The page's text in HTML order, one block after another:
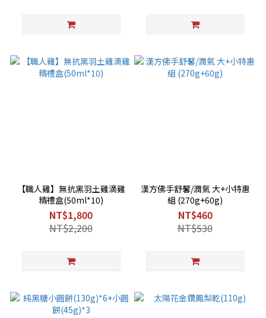
【職人雞】無抗黑羽土雞滴雞
精禮盒(50ml*10)
NT$1,800
NT$2,200
漢方佛手舒馨/潤氣 大+小特惠
組 (270g+60g)
NT$460
NT$530